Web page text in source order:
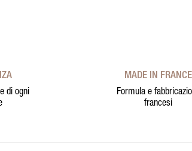
di ogni
MADE IN FRANCE
Formula e
francesi